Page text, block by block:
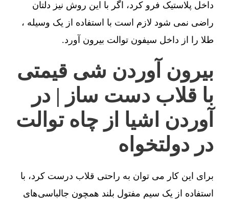
داخل پلاستیک فرو کرد، اگر با این روش نیز دلتان
راضی نمی شود لازم است با استفاده از یک وسیله ،
طلا را از داخل سیفون توالت بیرون آورد.
بیرون آوردن شی قیمتی
با قلاب دست ساز | در
آوردن اشیا از چاه توالت
در دولتخواه
برای این کار می توان به راحتی قلاب درست کرد، با
استفاده از یک سیم مفتول بلند همچون جالباسی‌های